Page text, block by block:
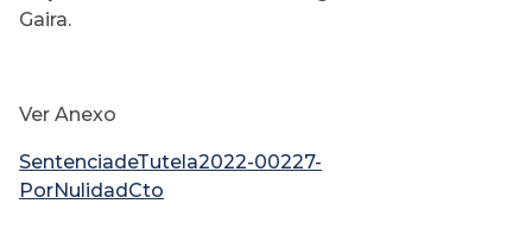
Gaira.
Ver Anexo
SentenciadeTutela2022-00227-
PorNulidadCto